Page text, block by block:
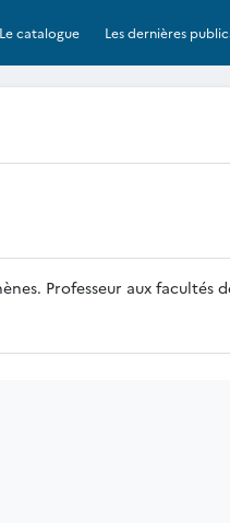
Le catalogue Les dernières
Professeur aux facultés